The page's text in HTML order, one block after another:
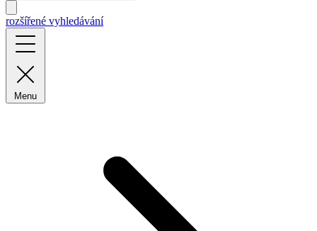
rozšířené vyhledávání
Menu